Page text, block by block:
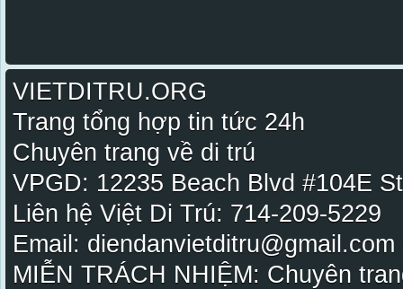
VIETDITRU.ORG
Trang tổng hợp tin tức 24h
Chuyên trang về di trú
VPGD: 12235 Beach Blvd #104E
Liên hệ Việt Di Trú: 714-209-5229
Email:
MIỄN TRÁCH NHIỆM: Chuyên